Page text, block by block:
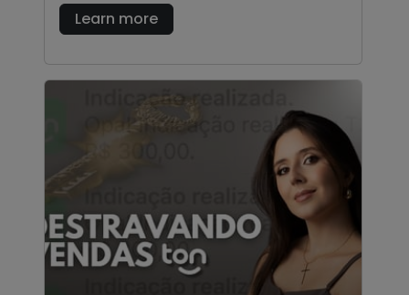
Learn more